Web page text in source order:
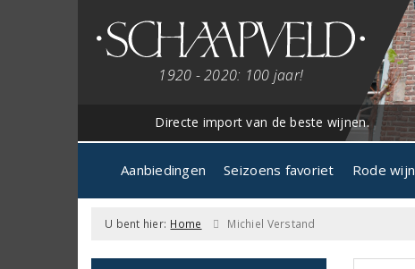
1920 - 2020: 100 jaar!
Directe import van de beste wijnen.
Aanbiedingen Seizoens favoriet Rode wijn
U bent hier: Home Michiel Verstand